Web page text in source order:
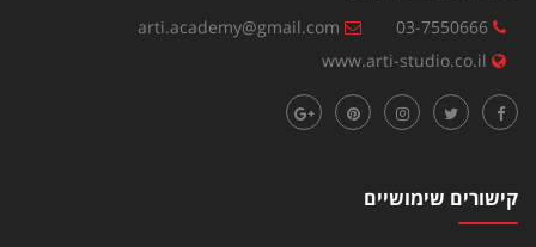
03-7550666
arti.academy@gmail.com
www.arti-studio.co.il
קישורים שימושיים